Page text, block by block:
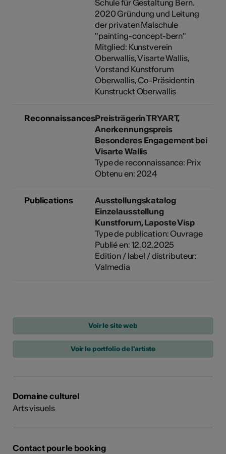
Schule für Gestaltung Bern.
2020 Gründung und Leitung
der privaten Malschule
"painting-concept-bern"
Mitglied: Kunstverein
Oberwallis, Visarte Wallis,
Vorstand Kunstforum
Oberwallis, Co-Präsidentin
Kunstruckt Oberwallis
ReconnaissancesPreisträgerin TRYART,
Anerkennungspreis
Besonderes Engagement bei
Visarte Wallis
Type de reconnaissance: Prix
Obtenu en: 2024
Publications
Ausstellungskatalog
Einzelausstellung
Kunstforum, Laposte Visp
Type de publication: Ouvrage
Publié en: 12.02.2025
Edition / label / distributeur:
Valmedia
Voir le portfolio de l'artiste
Domaine culturel
Arts visuels
Contact pour le booking